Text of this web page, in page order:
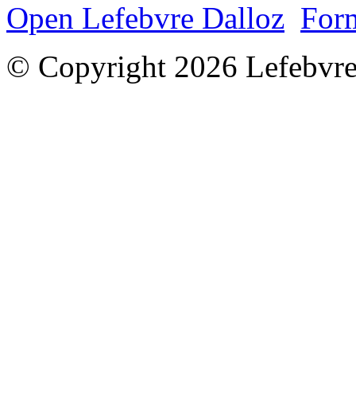
Open Lefebvre Dalloz
© Copyright 2026